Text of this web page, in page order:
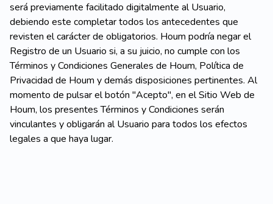
será previamente facilitado digitalmente al Usuario,
debiendo este completar todos los antecedentes que
revisten el carácter de obligatorios. Houm podría negar el
Registro de un Usuario si, a su juicio, no cumple con los
Términos y Condiciones Generales de Houm, Política de
Privacidad de Houm y demás disposiciones pertinentes. Al
momento de pulsar el botón "Acepto", en el Sitio Web de
Houm, los presentes Términos y Condiciones serán
vinculantes y obligarán al Usuario para todos los efectos
legales a que haya lugar.